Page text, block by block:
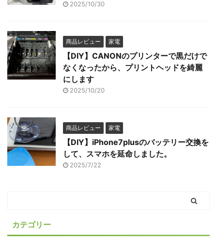
2025/10/30
商品レビュー 家電
【DIY】CANONのプリンターで黒だけで
なくなったから、プリントヘッドを綺麗
にします
2025/10/20
商品レビュー 家電
【DIY】iPhone7plusのバッテリー交換を
して、スマホを延命しました。
2025/7/22
カテゴリー